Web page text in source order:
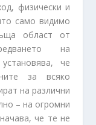
физически и
само видимо
област от
на
че
за всяко
на различни
– на огромни
че те не